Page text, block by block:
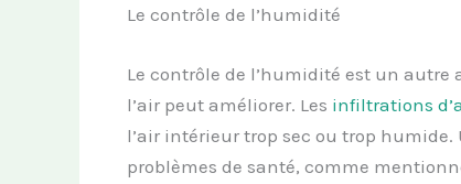
Le contrôle de l’humidité
Le contrôle de l’humidité est un
l’air peut améliorer. Les infiltrations
l’air intérieur trop sec ou trop
problèmes de santé, comme